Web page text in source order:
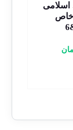
اسلامی
جفت شماره رند 6 خاص